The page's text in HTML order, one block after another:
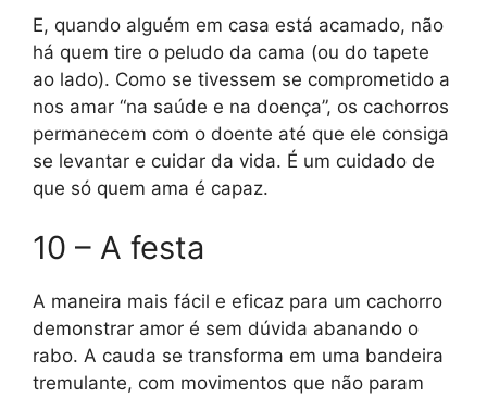
E, quando alguém em casa está acamado, não
há quem tire o peludo da cama (ou do tapete
ao lado). Como se tivessem se comprometido a
nos amar “na saúde e na doença”, os cachorros
permanecem com o doente até que ele consiga
se levantar e cuidar da vida. É um cuidado de
que só quem ama é capaz.
10 – A festa
A maneira mais fácil e eficaz para um cachorro
demonstrar amor é sem dúvida abanando o
rabo. A cauda se transforma em uma bandeira
tremulante, com movimentos que não param